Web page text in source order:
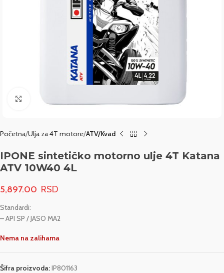
Početna Ulja za 4T motore ATV/Kvad
IPONE sintetičko motorno ulje 4T Katana
ATV 10W40 4L
5,897.00
Standardi:
– API SP / JASO MA2
Nema na zalihama
Šifra proizvoda:IP801163